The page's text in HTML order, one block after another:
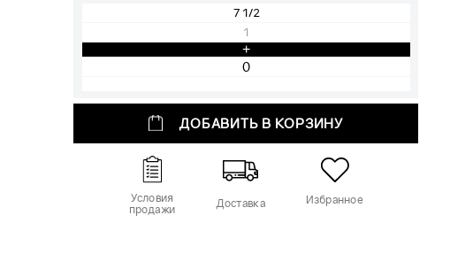
7 1/2
1
+
ДОБАВИТЬ В КОРЗИНУ
Условия
продажи
Доставка Избранное